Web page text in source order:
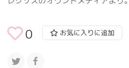
0 お気に入りに追加